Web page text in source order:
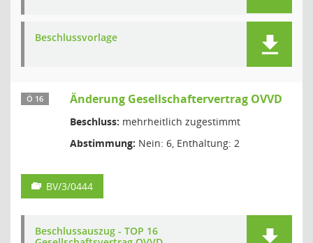
Beschlussvorlage
Ö 16 Änderung Gesellschaftervertrag OVVD
Beschluss: mehrheitlich zugestimmt
Abstimmung: Nein: 6, Enthaltung: 2
BV/3/0444
Beschlussauszug - TOP 16